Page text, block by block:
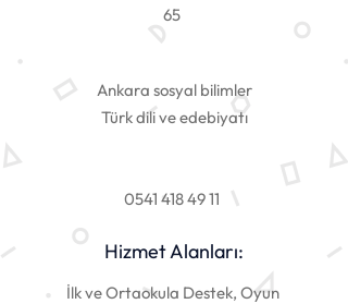
65
Ankara sosyal bilimler
Türk dili ve edebiyatı
0541 418 49 11
Hizmet Alanları:
İlk ve Ortaokula Destek, Oyun